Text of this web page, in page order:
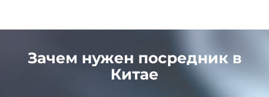
Зачем нужен посредник в
Китае